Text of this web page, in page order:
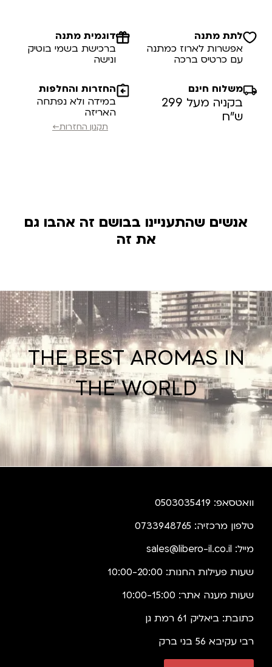
לתת מתנה
אפשרות לארוז כמתנה
עם כרטיס ברכה
דוגמית מתנה
ברכישת בשמי בוטיק
ונישה
משלוח חינם
בקניה מעל 299
ש”ח
החזרות והחלפות
במידה ולא נפתחה
האריזה
תקנון החזרות←
אנשים שהתעניינו בבושם זה אהבו גם
את זה
THE BEST AROMAS IN
THE WORLD
וואטסאפ: 0503035419
טלפון מרכזיה: 0733948765
מייל: sales@libero-il.co.il
שעות פעילות החנות: 10:00-20:00
שעות מענה אתר: 10:00-15:00
כתובת: ביאליק 61 רמת גן
רבי עקיבא 56 בני ברק